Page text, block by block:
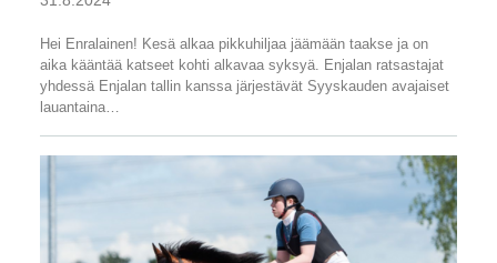
Hei Enralainen! Kesä alkaa pikkuhiljaa jäämään taakse ja on
aika kääntää katseet kohti alkavaa syksyä. Enjalan ratsastajat
yhdessä Enjalan tallin kanssa järjestävät Syyskauden avajaiset
lauantaina…